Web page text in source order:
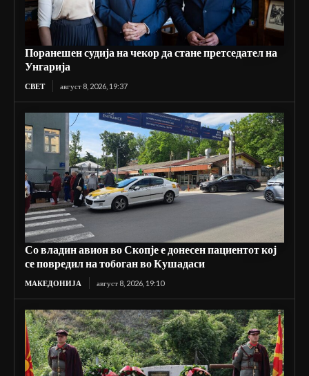
Поранешен судија на чекор да стане претседател на
Унгарија
СВЕТ август 8, 2026, 19:37
Со владин авион во Скопје е донесен пациентот кој
се повредил на тобоган во Кушадаси
МАКЕДОНИЈА август 8, 2026, 19:10